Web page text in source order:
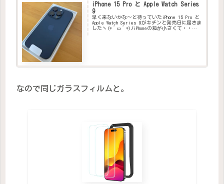
iPhone 15 Pro と Apple Watch Series
9
早く来ないかな〜と待っていたiPhone 15 Pro と
Apple Watch Series 9がキチンと発売日に届きま
したヽ(*＾ω＾*)ﾉiPhoneの箱が小さくて・・・
なので同じガラスフィルムと。